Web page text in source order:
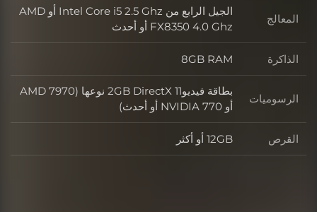
المعالج
الجيل الرابع من Intel Core i5 2.5 Ghz أو AMD
FX8350 4.0 Ghz أو أحدث
الذاكرة 8GB RAM
الرسوميات
بطاقة فيديو2GB DirectX 11 نوعها (AMD 7970
أو NVIDIA 770 أو أحدث)
القرص 12GB أو أكثر